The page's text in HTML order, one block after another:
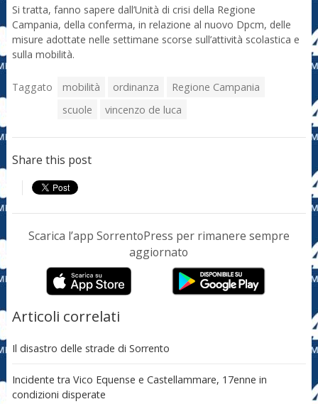
Si tratta, fanno sapere dall’Unità di crisi della Regione
Campania, della conferma, in relazione al nuovo Dpcm, delle
misure adottate nelle settimane scorse sull’attività scolastica e
sulla mobilità.
Taggato mobilità ordinanza
Regione Campania
scuole
vincenzo de luca
Share this post
Scarica l’app SorrentoPress per rimanere sempre
aggiornato
Articoli correlati
Il disastro delle strade di Sorrento
Incidente tra Vico Equense e Castellammare, 17enne in
condizioni disperate